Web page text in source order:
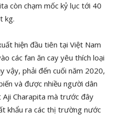
còn chạm mốc kỷ lục tới 40
kg.
hiện đầu tiên tại Việt Nam
các fan ăn cay yêu thích loại
vậy, phải đến cuối năm 2020,
và được nhiều người dân
Charapita mà trước đây
khẩu ra các thị trường nước